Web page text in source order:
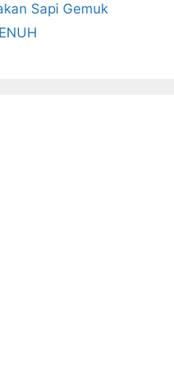
Sapi Gemuk